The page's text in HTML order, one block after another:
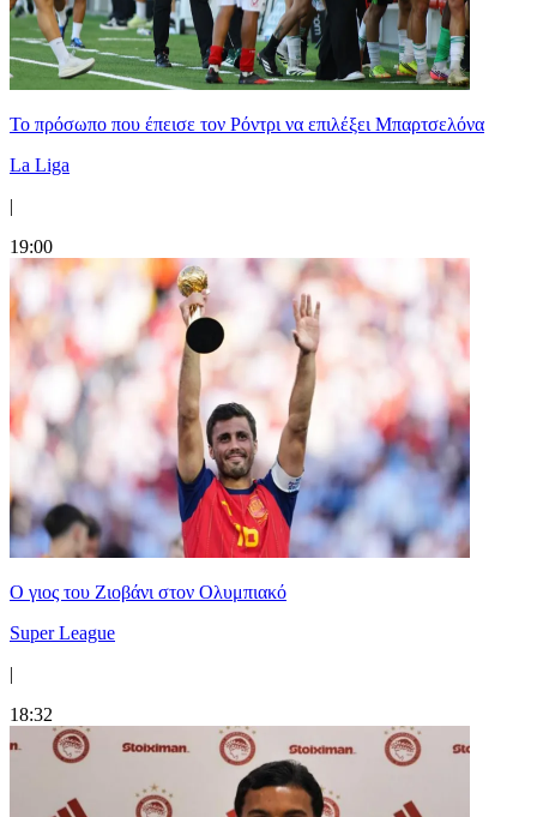
Το πρόσωπο που έπεισε τον Ρόντρι να επιλέξει Μπαρτσελόνα
La Liga
|
19:00
Ο γιος του Ζιοβάνι στον Ολυμπιακό
Super League
|
18:32